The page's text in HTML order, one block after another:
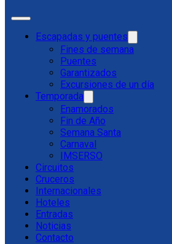
Escapadas y puentes
Fines de semana
Puentes
Garantizados
Excursiones de un día
Temporada
Enamorados
Fin de Año
Semana Santa
Carnaval
IMSERSO
Circuitos
Cruceros
Internacionales
Hoteles
Entradas
Noticias
Contacto